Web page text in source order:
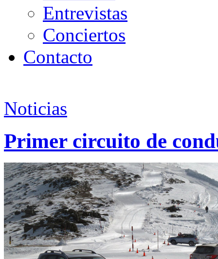
Entrevistas
Conciertos
Contacto
Noticias
Primer circuito de